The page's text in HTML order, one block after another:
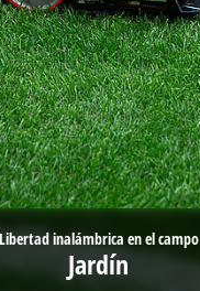
Libertad inalámbrica en el campo
Jardín